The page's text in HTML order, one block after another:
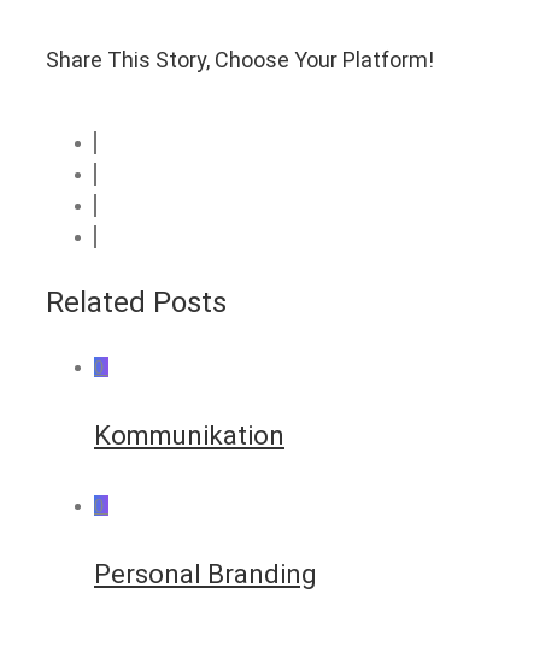
Share This Story, Choose Your Platform!
Related Posts
0
Kommunikation
0
Personal Branding